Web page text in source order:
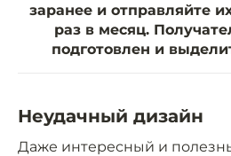
заранее и отправляйте
раз в месяц.
подготовлен и
Неудачный дизайн
Даже интересный и